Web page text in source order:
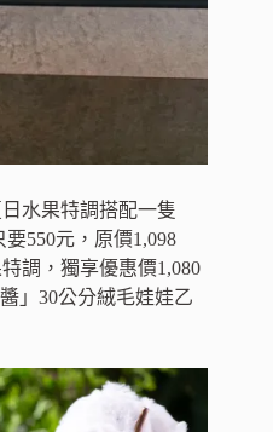
水果特調搭配一隻
550元，原價1,098
調，獨享優惠價1,080
」30公分絨毛娃娃乙